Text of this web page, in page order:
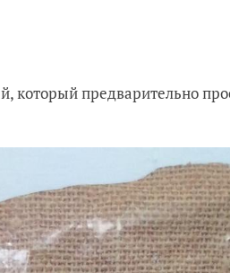
который предварительно